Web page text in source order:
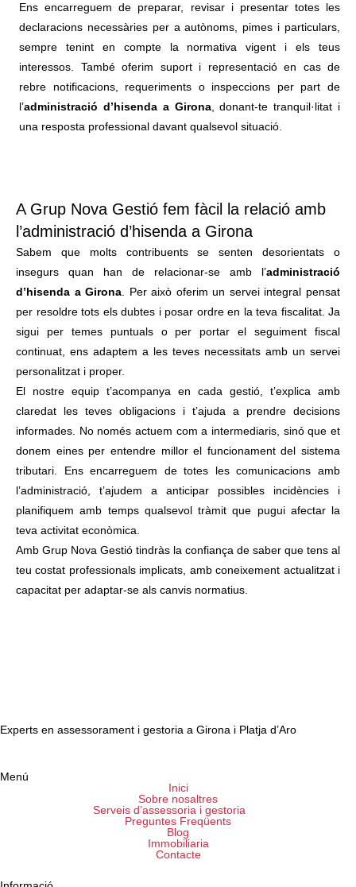
Ens encarreguem de preparar, revisar i presentar totes les
declaracions necessàries per a autònoms, pimes i particulars,
sempre tenint en compte la normativa vigent i els teus
interessos. També oferim suport i representació en cas de
rebre notificacions, requeriments o inspeccions per part de
l’administració d’hisenda a Girona, donant-te tranquil·litat i
una resposta professional davant qualsevol situació.
A Grup Nova Gestió fem fàcil la relació amb
l’administració d’hisenda a Girona
Sabem que molts contribuents se senten desorientats o
insegurs quan han de relacionar-se amb l’administració
d’hisenda a Girona . Per això oferim un servei integral pensat
per resoldre tots els dubtes i posar ordre en la teva fiscalitat. Ja
sigui per temes puntuals o per portar el seguiment fiscal
continuat, ens adaptem a les teves necessitats amb un servei
personalitzat i proper.
El nostre equip t’acompanya en cada gestió, t’explica amb
claredat les teves obligacions i t’ajuda a prendre decisions
informades. No només actuem com a intermediaris, sinó que et
donem eines per entendre millor el funcionament del sistema
tributari. Ens encarreguem de totes les comunicacions amb
l’administració, t’ajudem a anticipar possibles incidències i
planifiquem amb temps qualsevol tràmit que pugui afectar la
teva activitat econòmica.
Amb Grup Nova Gestió tindràs la confiança de saber que tens al
teu costat professionals implicats, amb coneixement actualitzat i
capacitat per adaptar-se als canvis normatius.
Experts en assessorament i gestoria a Girona i Platja d’Aro
Menú
Inici
Sobre nosaltres
Serveis d’assessoria i gestoria
Preguntes Freqüents
Blog
Immobiliaria
Contacte